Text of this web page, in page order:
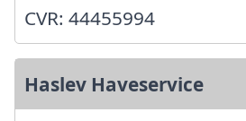
CVR: 44455994
Haslev Haveservice